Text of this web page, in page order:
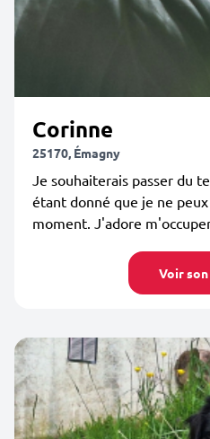
Corinne
25170, Émagny
Je souhaiterais passer du
étant donné que je ne
moment. J'adore
Voir